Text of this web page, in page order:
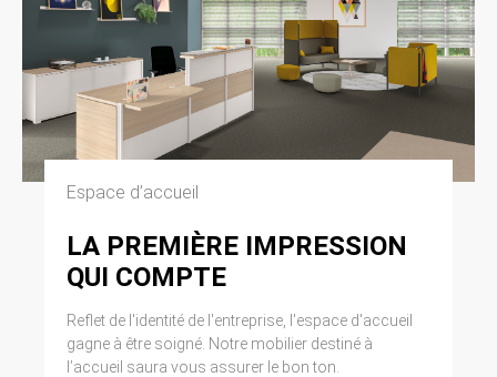
Espace d’accueil
LA PREMIÈRE IMPRESSION
QUI COMPTE
Reflet de l'identité de l'entreprise, l'espace d'accueil
gagne à être soigné. Notre mobilier destiné à
l’accueil saura vous assurer le bon ton.